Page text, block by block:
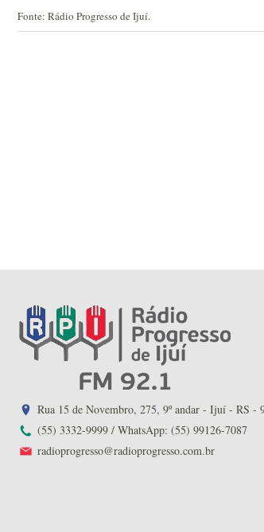
Fonte: Rádio Progresso de Ijuí.
Rua 15 de Novembro, 275, 9º andar - Ijuí - RS -
(55) 3332-9999 / WhatsApp: (55) 99126-7087
radioprogresso@radioprogresso.com.br